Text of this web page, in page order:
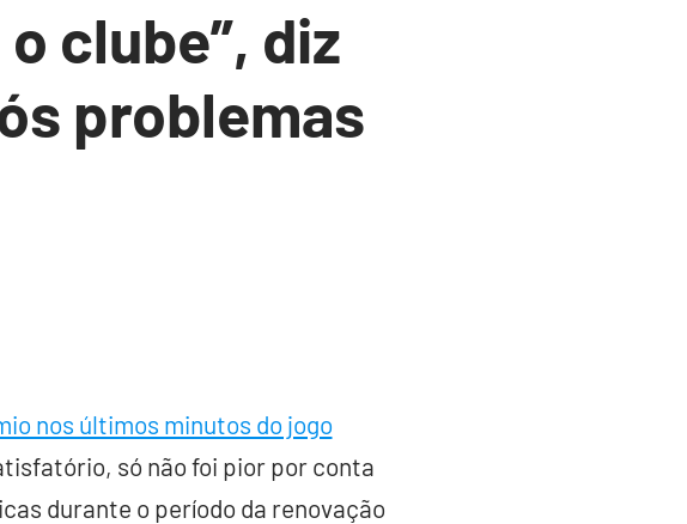
clube”, diz
problemas
nos últimos minutos do jogo
só não foi pior por conta
durante o período da renovação